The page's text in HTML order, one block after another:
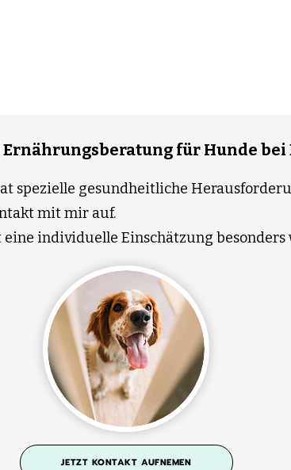
| Ernährungsberatung für Hunde
spezielle gesundheitliche
mit mir auf.
eine individuelle Einschätzung besonders
JETZT KONTAKT AUFNEMEN